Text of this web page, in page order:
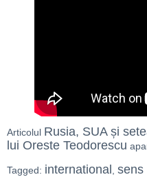
Articolul Rusia, SUA și
lui Oreste Teodorescu
Tagged: international sens